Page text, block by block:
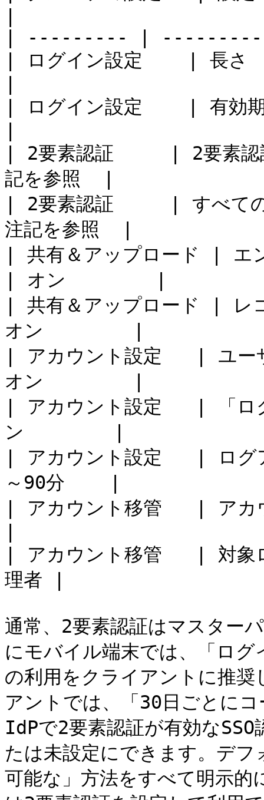
| --------- |
| ログイン設定    |
| ログイン設定    |
| 2要素認証     | 2要素
記を参照  |
| 2要素認証     | すべて
注記を参照  |
| 共有＆アップロード | エ
| オン        |
| 共有＆アップロード |
オン        |
| アカウント設定   | ユー
オン        |
| アカウント設定   | 「ロ
ン        |
| アカウント設定   | ロ
～90分    |
| アカウント移管   | ア
| アカウント移管   |
理者 |
通常、2要素認証はマスター
にモバイル端末では、「ロ
の利用をクライアントに推
アントでは、「30日ごとに
IdPで2要素認証が有効な
たは未設定にできます。デ
可能な」方法をすべて明示的